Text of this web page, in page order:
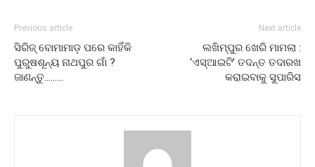
Previous article
ସିରିଜ୍ ବୋମାମାଡ଼ ପରେ କାହିଁକି
ପୁରୁଷଶୂନ୍ୟ ନାଥପୁର ଗାଁ ?
ଜାଣନ୍ତୁ………
Next article
ଲଖିମ୍‌ପୁର ଖେରି ମାମଲା :
‘ଏସ୍‌ଆଇଟି’ ତଦନ୍ତ ତଦାରଖ
କରାଇବାକୁ ସୁପାରିସ